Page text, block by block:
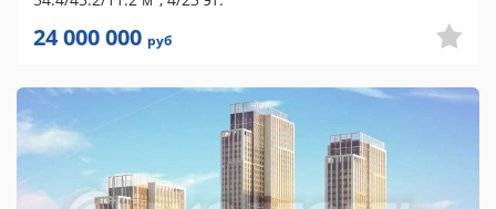
24 000 000 руб